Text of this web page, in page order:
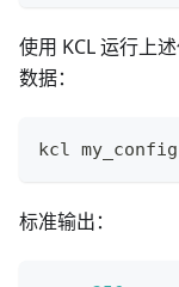
使用 KCL 运行上
数据：
kcl my_config
标准输出：